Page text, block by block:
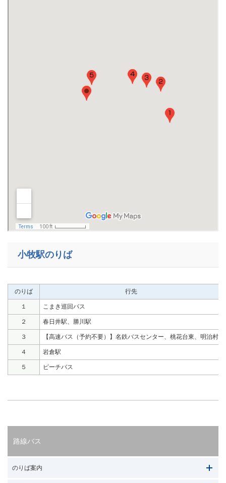
小牧駅のりば
のりば 行先
１ こまき巡回バス
２ 春日井駅、勝川駅
３ 【高速バス（予約不要）】名鉄バスセンター、桃花台東、明治村
４ 岩倉駅
５ ピーチバス
路線バス
のりば案内